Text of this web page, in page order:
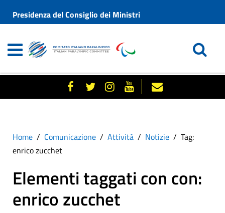
Presidenza del Consiglio dei Ministri
Home Comunicazione Attività Notizie
Tag:
enrico zucchet
Elementi taggati con con:
enrico zucchet